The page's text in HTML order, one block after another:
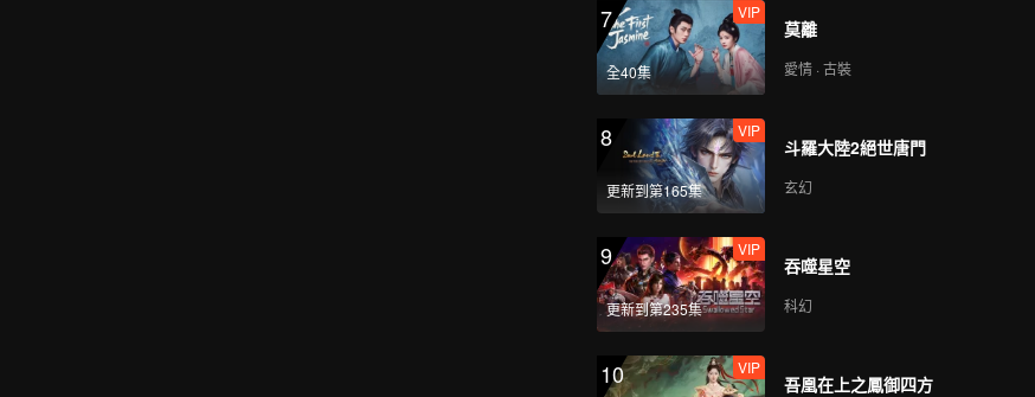
7
全40集
VIP
莫離
愛情 · 古裝
8
更新到第165集
VIP
斗羅大陸2絕世唐門
玄幻
9
更新到第235集
VIP
吞噬星空
科幻
10 VIP
吾凰在上之鳳御四方